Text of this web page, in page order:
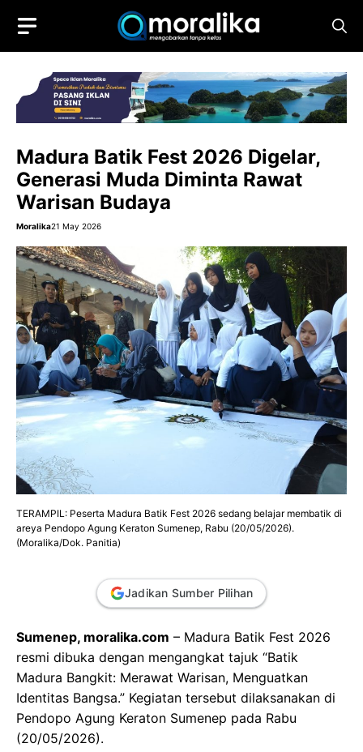
content
Madura Batik Fest 2026 Digelar,
Generasi Muda Diminta Rawat
Warisan Budaya
Moralika21 May 2026
TERAMPIL: Peserta Madura Batik Fest 2026 sedang belajar membatik di
areya Pendopo Agung Keraton Sumenep, Rabu (20/05/2026).
(Moralika/Dok. Panitia)
Jadikan Sumber Pilihan
Sumenep, moralika.com – Madura Batik Fest 2026
resmi dibuka dengan mengangkat tajuk “Batik
Madura Bangkit: Merawat Warisan, Menguatkan
Identitas Bangsa.” Kegiatan tersebut dilaksanakan di
Pendopo Agung Keraton Sumenep pada Rabu
(20/05/2026).